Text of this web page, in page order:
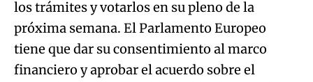
los trámites y votarlos en su pleno de la
próxima semana. El Parlamento Europeo
tiene que dar su consentimiento al marco
financiero y aprobar el acuerdo sobre el